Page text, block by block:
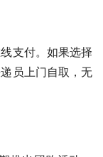
支付。如果选择
员上门自取，无